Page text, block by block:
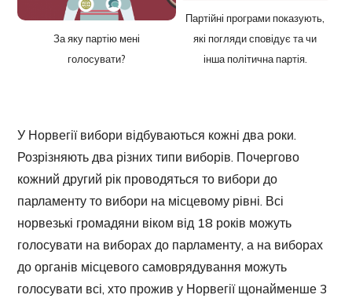
За яку партію мені
голосувати?
Партійні програми показують,
які погляди сповідує та чи
інша політична партія.
У Норвегії вибори відбуваються кожні два роки.
Розрізняють два різних типи виборів. Почергово
кожний другий рік проводяться то вибори до
парламенту то вибори на місцевому рівні. Всі
норвезькі громадяни віком від 18 років можуть
голосувати на виборах до парламенту, а на виборах
до органів місцевого самоврядування можуть
голосувати всі, хто прожив у Норвегії щонайменше 3